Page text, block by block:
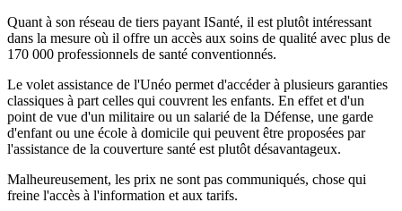
Quant à son réseau de tiers payant ISanté, il est plutôt intéressant
dans la mesure où il offre un accès aux soins de qualité avec plus de
170 000 professionnels de santé conventionnés.
Le volet assistance de l'Unéo permet d'accéder à plusieurs garanties
classiques à part celles qui couvrent les enfants. En effet et d'un
point de vue d'un militaire ou un salarié de la Défense, une garde
d'enfant ou une école à domicile qui peuvent être proposées par
l'assistance de la couverture santé est plutôt désavantageux.
Malheureusement, les prix ne sont pas communiqués, chose qui
freine l'accès à l'information et aux tarifs.